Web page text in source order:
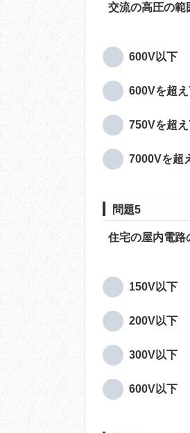
交流の高圧の範
600V以下
600Vを超
750Vを超
7000Vを超
問題5
住宅の屋内電路
150V以下
200V以下
300V以下
600V以下